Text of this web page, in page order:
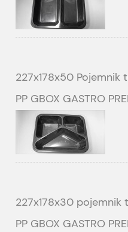
227x178x50
PP GBOX GASTRO
227x178x30
PP GBOX GASTRO